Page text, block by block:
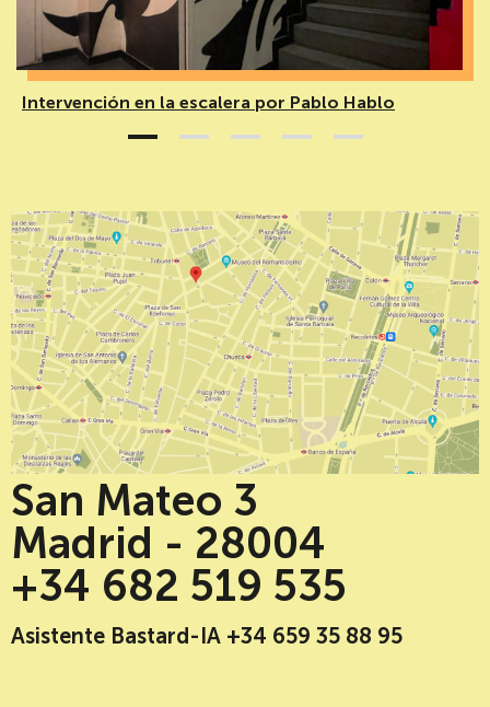
Intervención en la escalera por Pablo Hablo
1 2 3 4 5
San Mateo 3
Madrid - 28004
+34 682 519 535
Asistente Bastard-IA +34 659 35 88 95